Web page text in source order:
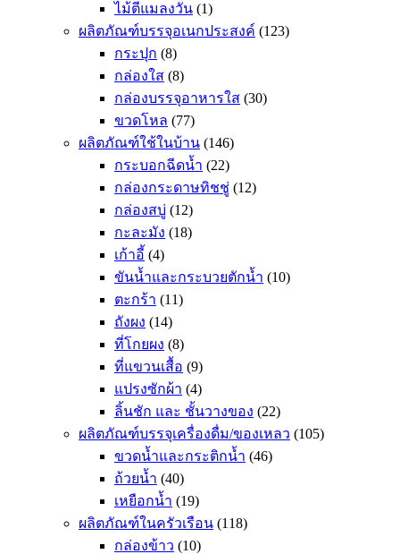
ไม้ตีแมลงวัน (1)
ผลิตภัณฑ์บรรจุอเนกประสงค์ (123)
กระปุก (8)
กล่องใส (8)
กล่องบรรจุอาหารใส (30)
ขวดโหล (77)
ผลิตภัณฑ์ใช้ในบ้าน (146)
กระบอกฉีดน้ำ (22)
กล่องกระดาษทิชชู่ (12)
กล่องสบู่ (12)
กะละมัง (18)
เก้าอี้ (4)
ขันน้ำและกระบวยตักน้ำ (10)
ตะกร้า (11)
ถังผง (14)
ที่โกยผง (8)
ที่แขวนเสื้อ (9)
แปรงซักผ้า (4)
ลิ้นชัก และ ชั้นวางของ (22)
ผลิตภัณฑ์บรรจุเครื่องดื่ม/ของเหลว (105)
ขวดน้ำและกระติกน้ำ (46)
ถ้วยน้ำ (40)
เหยือกน้ำ (19)
ผลิตภัณฑ์ในครัวเรือน (118)
กล่องข้าว (10)